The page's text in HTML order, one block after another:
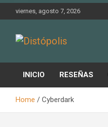
Skip
viernes, agosto 7, 2026
Distópolis
INICIO RESEÑAS
Home Cyberdark